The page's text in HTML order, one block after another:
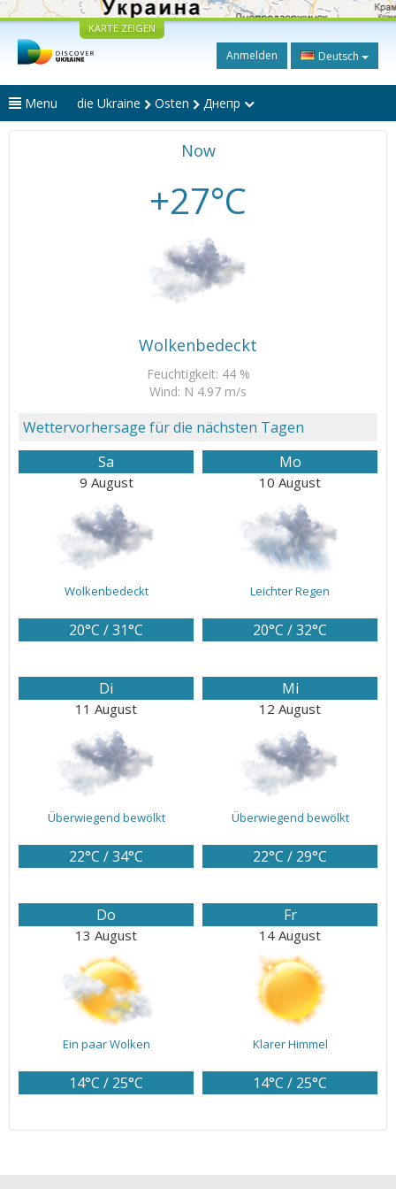
KARTE ZEIGEN
Anmelden Deutsch
Menu die Ukraine Osten Днепр
Now
+27°C
Wolkenbedeckt
Feuchtigkeit: 44 %
Wind: N 4.97 m/s
Wettervorhersage für die nächsten Tagen
Sa
9 August
Wolkenbedeckt
20°C / 31°C
Mo
10 August
Leichter Regen
20°C / 32°C
Di
11 August
Überwiegend bewölkt
22°C / 34°C
Mi
12 August
Überwiegend bewölkt
22°C / 29°C
Do
13 August
Ein paar Wolken
14°C / 25°C
Fr
14 August
Klarer Himmel
14°C / 25°C